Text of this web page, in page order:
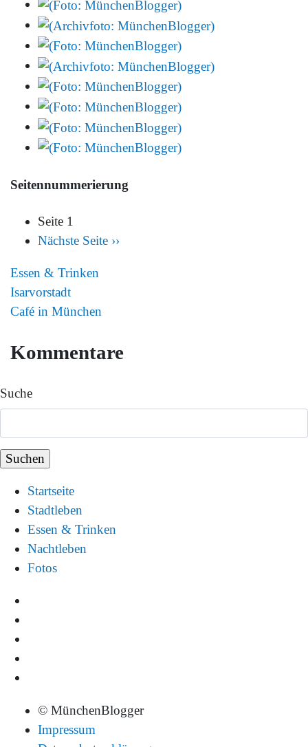
Seitennummerierung
Seite 1
Nächste Seite ››
Essen & Trinken
Isarvorstadt
Café in München
Kommentare
Suche
Startseite
Stadtleben
Essen & Trinken
Nachtleben
Fotos
© MünchenBlogger
Impressum